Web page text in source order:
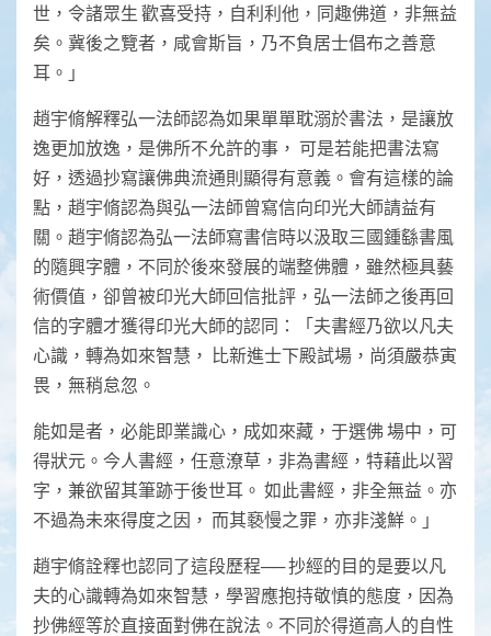
世，令諸眾生 歡喜受持，自利利他，同趣佛道，非無益
矣。冀後之覽者，咸會斯旨，乃不負居士倡布之善意
耳。」
趙宇脩解釋弘一法師認為如果單單耽溺於書法，是讓放
逸更加放逸，是佛所不允許的事， 可是若能把書法寫
好，透過抄寫讓佛典流通則顯得有意義。會有這樣的論
點，趙宇脩認為與弘一法師曾寫信向印光大師請益有
關。趙宇脩認為弘一法師寫書信時以汲取三國鍾繇書風
的隨興字體，不同於後來發展的端整佛體，雖然極具藝
術價值，卻曾被印光大師回信批評，弘一法師之後再回
信的字體才獲得印光大師的認同：「夫書經乃欲以凡夫
心識，轉為如來智慧， 比新進士下殿試場，尚須嚴恭寅
畏，無稍怠忽。
能如是者，必能即業識心，成如來藏，于選佛 場中，可
得狀元。今人書經，任意潦草，非為書經，特藉此以習
字，兼欲留其筆跡于後世耳。 如此書經，非全無益。亦
不過為未來得度之因， 而其褻慢之罪，亦非淺鮮。」
趙宇脩詮釋也認同了這段歷程── 抄經的目的是要以凡
夫的心識轉為如來智慧，學習應抱持敬慎的態度，因為
抄佛經等於直接面對佛在說法。不同於得道高人的自性